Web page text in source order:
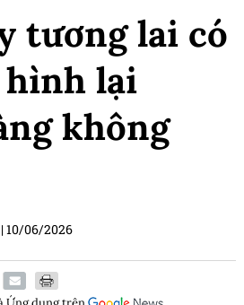
tương lai có
lại
không
|10/06/2026